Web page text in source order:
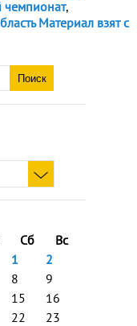
Сб
Вс
1
2
8
9
15
16
22
23
чемпионат,
Материал взят с